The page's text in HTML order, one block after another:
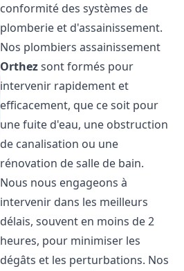
conformité des systèmes de
plomberie et d'assainissement.
Nos plombiers assainissement
Orthezsont formés pour
intervenir rapidement et
efficacement, que ce soit pour
une fuite d'eau, une obstruction
de canalisation ou une
rénovation de salle de bain.
Nous nous engageons à
intervenir dans les meilleurs
délais, souvent en moins de 2
heures, pour minimiser les
dégâts et les perturbations. Nos